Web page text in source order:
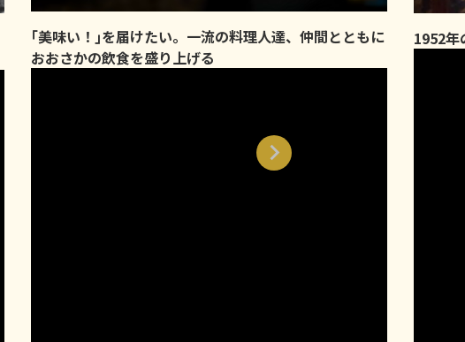
｢美味い！｣を届けたい。一流の料理人達、仲間とともに
おおさかの飲食を盛り上げる
1952年